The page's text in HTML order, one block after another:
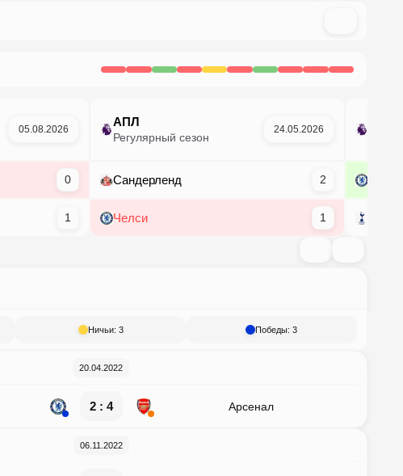
05.08.2026
0
1
АПЛ
Регулярный сезон
24.05.2026
Сандерленд 2
Челси 1
Ничьи: 3 Победы: 3
20.04.2022
2 : 4 Арсенал
06.11.2022